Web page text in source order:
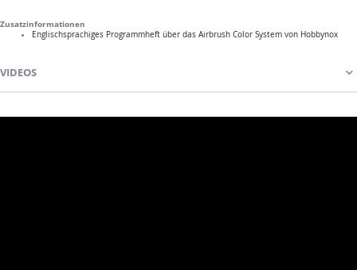
Zusatzinformationen
Englischsprachiges Programmheft über das Airbrush Color System von Hobbynox
VIDEOS